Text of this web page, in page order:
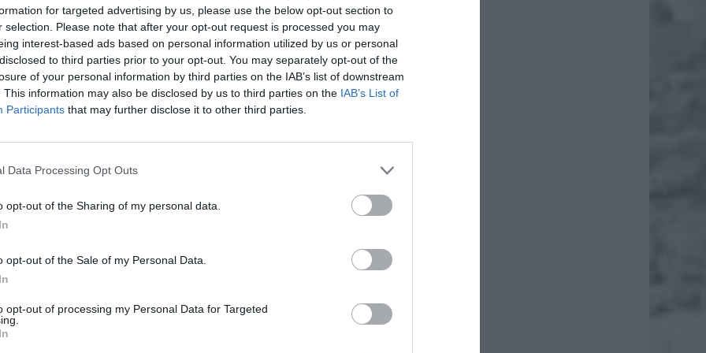
for targeted advertising by us, please use the below opt-out section to
selection. Please note that after your opt-out request is processed you may
interest-based ads based on personal information utilized by us or personal
to third parties prior to your opt-out. You may separately opt-out of the
of your personal information by third parties on the IAB’s list of downstream
This information may also be disclosed by us to third parties on the IAB’s List of
Participants that may further disclose it to other third parties.
Data Processing Opt Outs
opt-out of the Sharing of my personal data.
opt-out of the Sale of my Personal Data.
opt-out of processing my Personal Data for Targeted
prasowej w trakcie której podpisano umowę uczestniczyli: Sekretarz
Ministerstwie Sprawiedliwości Patryk Jaki, Dyrektor Generalny Służby